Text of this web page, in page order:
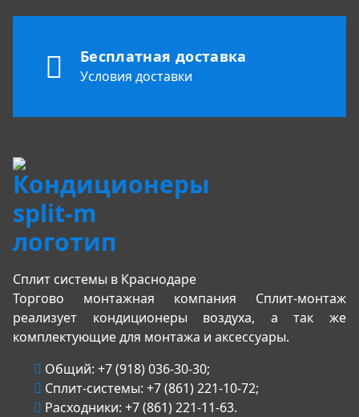
Бесплатная доставка
Условия доставки
Сплит системы в Краснодаре
Торгово монтажная компания Сплит-монтаж
реализует кондиционеры воздуха, а так же
комплектующие для монтажа и аксессуары.
Общий: +7 (918) 036-30-30;
Сплит-системы: +7 (861) 221-10-72;
Расходники: +7 (861) 221-11-63.